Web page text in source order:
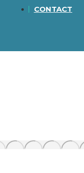
CONTACT